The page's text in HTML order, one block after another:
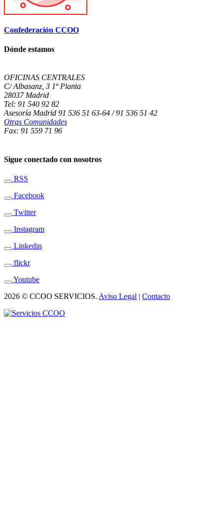
Confederación CCOO
Dónde estamos
OFICINAS CENTRALES
C/ Albasanz, 3 1º Planta
28037 Madrid
Tel: 91 540 92 82
Asesoría Madrid 91 536 51 63-64 / 91 536 51 42
Otras Comunidades
Fax: 91 559 71 96
Sigue conectado con nosotros
RSS
Facebook
Twitter
Instagram
Linkedin
flickr
Youtube
2026 © CCOO SERVICIOS. Aviso Legal | Contacto